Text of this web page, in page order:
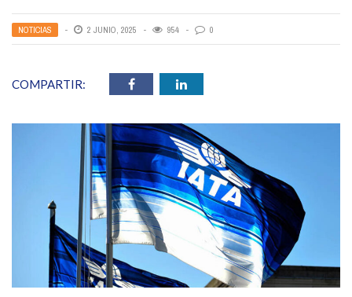
NOTICIAS 2 JUNIO, 2025 954 0
COMPARTIR: